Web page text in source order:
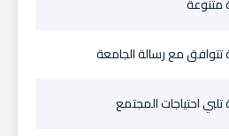
تتوافق مع رسالة الجامعة
تلبي احتياجات المجتمع